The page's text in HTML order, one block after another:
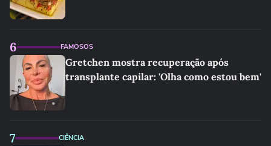
6 FAMOSOS
Gretchen mostra recuperação após
transplante capilar: 'Olha como estou bem'
7 CIÊNCIA